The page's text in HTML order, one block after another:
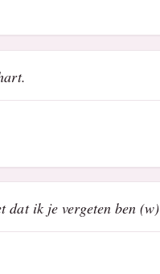
dat ik je vergeten ben (w)